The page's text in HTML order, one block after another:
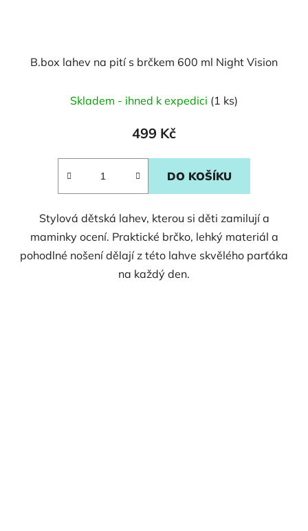
B.box lahev na pití s brčkem 600 ml Night Vision
Skladem - ihned k expedici (1 ks)
499 Kč
DO KOŠÍKU
Stylová dětská lahev, kterou si děti zamilují a
maminky ocení. Praktické brčko, lehký materiál a
pohodlné nošení dělají z této lahve skvělého parťáka
na každý den.